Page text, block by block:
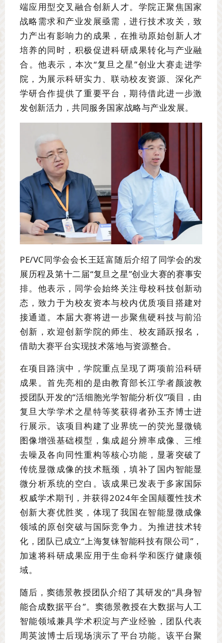
端应用型交叉融合创新人才。学院正聚焦国家
战略需求和产业发展亟需，进行技术攻关，致
力产出有影响力的成果，在推动原始创新人才
培养的同时，积极促进科研成果转化与产业融
合。他表示，本次“复旦之星”创业大赛走进学
院，为展示科研实力、联动校友资源、深化产
学研合作提供了重要平台，期待借此进一步激
发创新活力，共同服务国家战略与产业发展。
PE/VC同学会会长王廷富随后介绍了同学会的发
展历程及第十二届“复旦之星”创业大赛的赛事安
排。他表示，同学会始终关注母校科技创新动
态，致力于为校友资本与校内优质项目搭建对
接通道。本届大赛将进一步聚焦硬科技与前沿
创新，欢迎创新学院的师生、校友踊跃报名，
借助大赛平台实现技术落地与资源整合。
在项目路演中，学院重点呈现了两项前沿科研
成果。首先亮相的是由教育部长江学者颜波教
授团队开发的“活细胞光学智能分析仪”项目，由
复旦大学学术之星特等奖获得者孙玉齐博士进
行展示。该项目构建了业界统一的荧光显微镜
图像增强基础模型，集成超分辨率成像、三维
去噪及各向同性重构等核心功能，显著突破了
传统显微成像的技术瓶颈，填补了国内智能显
微分析系统的空白。该成果已发表于多家国际
权威学术期刊，并获得2024年全国颠覆性技术
创新大赛优胜奖，体现了我国在智能显微成像
领域的原创突破与国际竞争力。为推进技术转
化，团队已成立“上海复铼智能科技有限公司”，
加速将科研成果应用于生命科学和医疗健康领
域。
随后，窦德景教授团队介绍了其研发的“具身智
能合成数据平台”。窦德景教授在大数据与人工
智能领域兼具学术积淀与产业经验，团队代表
周英波博士后现场演示了平台功能。该平台聚